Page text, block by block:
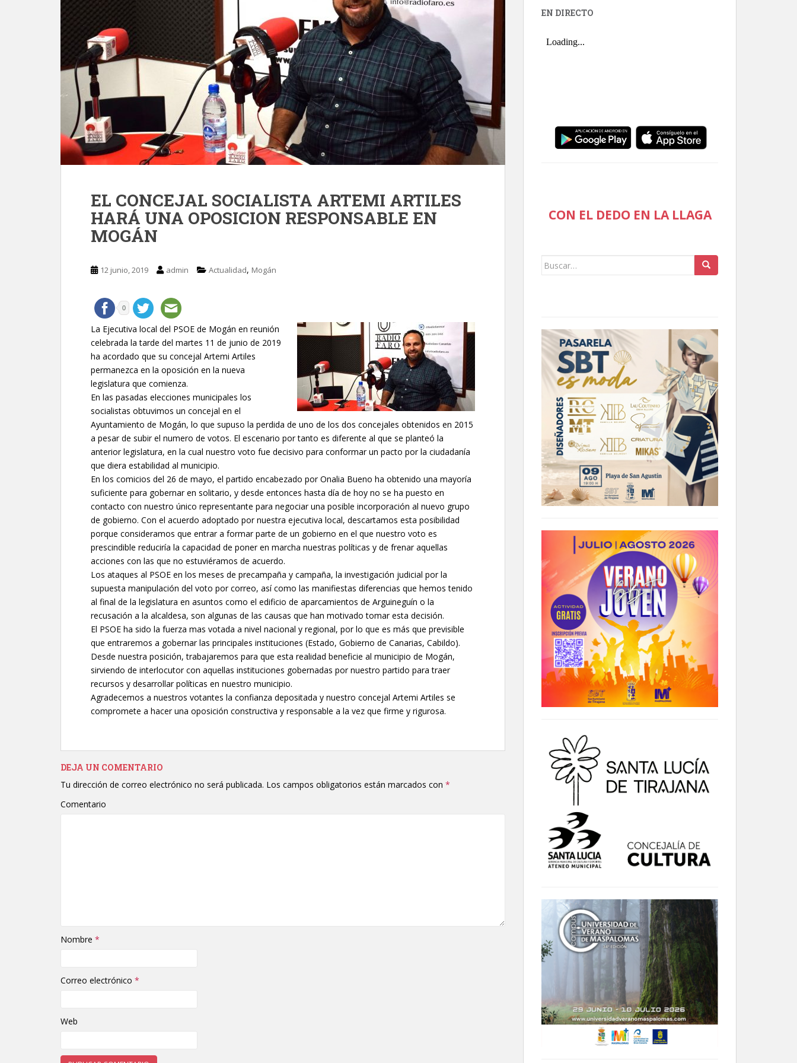
EL CONCEJAL SOCIALISTA ARTEMI ARTILES
HARÁ UNA OPOSICION RESPONSABLE EN
MOGÁN
12 junio, 2019 admin Actualidad, Mogán
0
La Ejecutiva local del PSOE de Mogán en reunión
celebrada la tarde del martes 11 de junio de 2019
ha acordado que su concejal Artemi Artiles
permanezca en la oposición en la nueva
legislatura que comienza.
En las pasadas elecciones municipales los
socialistas obtuvimos un concejal en el
Ayuntamiento de Mogán, lo que supuso la perdida de uno de los dos concejales obtenidos en 2015
a pesar de subir el numero de votos. El escenario por tanto es diferente al que se planteó la
anterior legislatura, en la cual nuestro voto fue decisivo para conformar un pacto por la ciudadanía
que diera estabilidad al municipio.
En los comicios del 26 de mayo, el partido encabezado por Onalia Bueno ha obtenido una mayoría
suficiente para gobernar en solitario, y desde entonces hasta día de hoy no se ha puesto en
contacto con nuestro único representante para negociar una posible incorporación al nuevo grupo
de gobierno. Con el acuerdo adoptado por nuestra ejecutiva local, descartamos esta posibilidad
porque consideramos que entrar a formar parte de un gobierno en el que nuestro voto es
prescindible reduciría la capacidad de poner en marcha nuestras políticas y de frenar aquellas
acciones con las que no estuviéramos de acuerdo.
Los ataques al PSOE en los meses de precampaña y campaña, la investigación judicial por la
supuesta manipulación del voto por correo, así como las manifiestas diferencias que hemos tenido
al final de la legislatura en asuntos como el edificio de aparcamientos de Arguineguín o la
recusación a la alcaldesa, son algunas de las causas que han motivado tomar esta decisión.
El PSOE ha sido la fuerza mas votada a nivel nacional y regional, por lo que es más que previsible
que entraremos a gobernar las principales instituciones (Estado, Gobierno de Canarias, Cabildo).
Desde nuestra posición, trabajaremos para que esta realidad beneficie al municipio de Mogán,
sirviendo de interlocutor con aquellas instituciones gobernadas por nuestro partido para traer
recursos y desarrollar políticas en nuestro municipio.
Agradecemos a nuestros votantes la confianza depositada y nuestro concejal Artemi Artiles se
compromete a hacer una oposición constructiva y responsable a la vez que firme y rigurosa.
DEJA UN COMENTARIO
Tu dirección de correo electrónico no será publicada. Los campos obligatorios están marcados con *
Comentario
Nombre *
Correo electrónico *
Web
EN DIRECTO
CON EL DEDO EN LA LLAGA
Buscar: